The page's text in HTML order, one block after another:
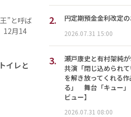
”と呼ば
12月14
イレと
2. 円定期預金金利改定
2026.07.31 15:00
3.
瀬戸康史と有村架純
共演「閉じ込められ
を解き放ってくれる
る」 舞台「キュー」
ビュー】
2026.07.31 08:00